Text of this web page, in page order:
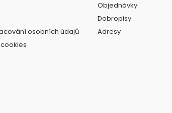
osobních údajů
Objednávky
Dobropisy
Adresy